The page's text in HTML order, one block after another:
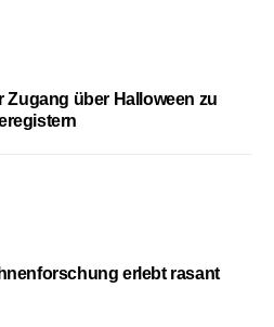
Zugang über Halloween zu
erlebt rasant